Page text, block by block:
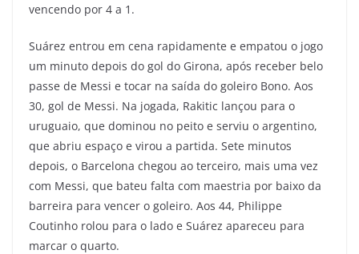
vencendo por 4 a 1.
Suárez entrou em cena rapidamente e empatou o jogo
um minuto depois do gol do Girona, após receber belo
passe de Messi e tocar na saída do goleiro Bono. Aos
30, gol de Messi. Na jogada, Rakitic lançou para o
uruguaio, que dominou no peito e serviu o argentino,
que abriu espaço e virou a partida. Sete minutos
depois, o Barcelona chegou ao terceiro, mais uma vez
com Messi, que bateu falta com maestria por baixo da
barreira para vencer o goleiro. Aos 44, Philippe
Coutinho rolou para o lado e Suárez apareceu para
marcar o quarto.